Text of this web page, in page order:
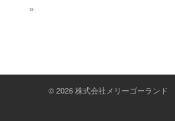
»
© 2026 株式会社メリーゴーラン